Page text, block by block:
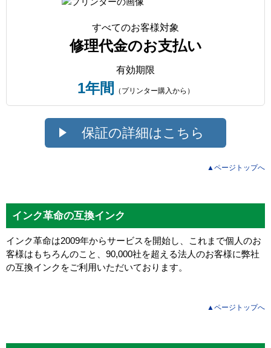
すべてのお客様対象
修理代金のお支払い
有効期限
1年間 （プリンター購入から）
保証の詳細はこちら
▲ページトップへ
インク革命の互換インク
インク革命は2009年からサービスを開始し、これまで個人のお
客様はもちろんのこと、90,000社を超える法人のお客様に弊社
の互換インクをご利用いただいております。
▲ページトップへ